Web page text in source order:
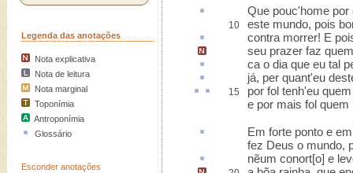
Legenda das anotações
Nota explicativa
Nota de leitura
Nota marginal
Toponímia
Antroponímia
Glossário
Esconder anotações
Que pouc'home por
10
este mundo, pois
contra morrer! E
seu prazer faz
ca o dia que eu tal
já, per quant'eu
15 por fol tenh'eu
e por mais fol
Em forte ponto e
fez Deus o mundo,
nẽum conort[o] e